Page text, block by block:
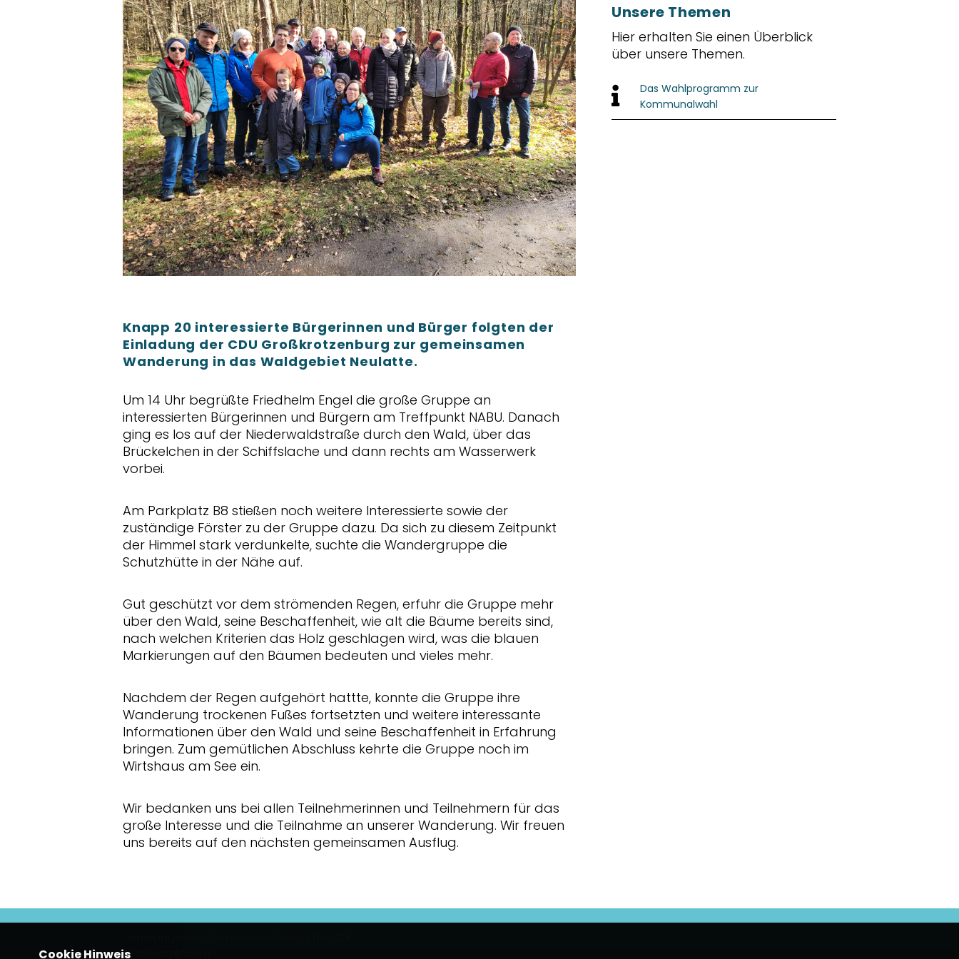
Knapp 20 interessierte Bürgerinnen und Bürger folgten der
Einladung der CDU Großkrotzenburg zur gemeinsamen
Wanderung in das Waldgebiet Neulatte.
Um 14 Uhr begrüßte Friedhelm Engel die große Gruppe an
interessierten Bürgerinnen und Bürgern am Treffpunkt NABU. Danach
ging es los auf der Niederwaldstraße durch den Wald, über das
Brückelchen in der Schiffslache und dann rechts am Wasserwerk
vorbei.
Am Parkplatz B8 stießen noch weitere Interessierte sowie der
zuständige Förster zu der Gruppe dazu. Da sich zu diesem Zeitpunkt
der Himmel stark verdunkelte, suchte die Wandergruppe die
Schutzhütte in der Nähe auf.
Gut geschützt vor dem strömenden Regen, erfuhr die Gruppe mehr
über den Wald, seine Beschaffenheit, wie alt die Bäume bereits sind,
nach welchen Kriterien das Holz geschlagen wird, was die blauen
Markierungen auf den Bäumen bedeuten und vieles mehr.
Nachdem der Regen aufgehört hattte, konnte die Gruppe ihre
Wanderung trockenen Fußes fortsetzten und weitere interessante
Informationen über den Wald und seine Beschaffenheit in Erfahrung
bringen. Zum gemütlichen Abschluss kehrte die Gruppe noch im
Wirtshaus am See ein.
Wir bedanken uns bei allen Teilnehmerinnen und Teilnehmern für das
große Interesse und die Teilnahme an unserer Wanderung. Wir freuen
uns bereits auf den nächsten gemeinsamen Ausflug.
Unsere Themen
Hier erhalten Sie einen Überblick
über unsere Themen.
Das Wahlprogramm zur
Kommunalwahl
Großkrotzenburg
Cookie Hinweis